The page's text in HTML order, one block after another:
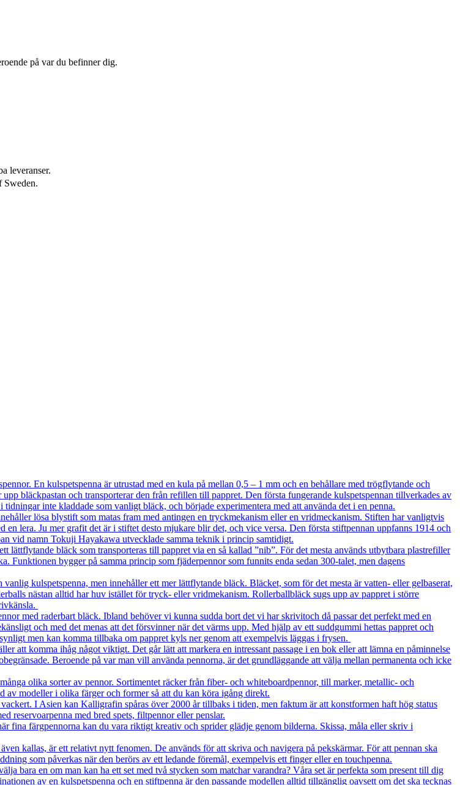
på var du befinner dig.
leveranser.
Sweden.
En kulspetspenna är utrustad med en kula på mellan 0,5 – 1 mm och en behållare med trögflytande och
bläckpastan och transporterar den från refillen till pappret. Den första fungerande kulspetspennan tillverkades av
inte kladdade som vanligt bläck, och började experimentera med att använda det i en penna.
lösa blystift som matas fram med antingen en tryckmekanism eller en vridmeckanism. Stiften har vanligtvis
lera. Ju mer grafit det är i stiftet desto mjukare blir det, och vice versa. Den första stiftpennan uppfanns 1914 och
vid namn Tokuji Hayakawa utvecklade samma teknik i princip samtidigt.
bläck som transporteras till pappret via en så kallad ”nib”. För det mesta används utbytbara plastrefiller
Funktionen bygger på samma princip som fjäderpennor som funnits enda sedan 300-talet, men dagens
kulspetspenna, men innehåller ett mer lättflytande bläck. Bläcket, som för det mesta är vatten- eller gelbaserat,
nästan alltid har huv istället för tryck- eller vridmekanism. Rollerballbläck sugs upp av pappret i större
med raderbart bläck. Ibland behöver vi kunna sudda bort det vi har skrivitoch då passar det perfekt med en
och med det menas att det försvinner när det värms upp. Med hjälp av ett suddgummi hettas pappret och
men kan komma tillbaka om pappret kyls ner genom att exempelvis läggas i frysen.
att komma ihåg något viktigt. Det går lätt att markera en intressant passage i en bok eller att lämna en påminnelse
Beroende på var man vill använda pennorna, är det grundläggande att välja mellan permanenta och icke
olika sorter av pennor. Sortimentet räcker från fiber- och whiteboardpennor, till marker, metallic- och
modeller i olika färger och former så att du kan köra igång direkt.
I Asien kan Kalligrafin spåras över 2000 år tillbaks i tiden, men faktum är att konstformen haft hög status
reservoarpenna med bred spets, filtpennor eller penslar.
färgpennorna kan du vara riktigt kreativ och sprider glädje genom bilderna. Skissa, måla eller skriv i
kallas, är ett relativt nytt fenomen. De används för att skriva och navigera på pekskärmar. För att pennan ska
som påverkas när den berörs av ett ledande föremål, exempelvis ett finger eller en touchpenna.
bara en om man kan ha ett set med två stycken som matchar varandra? Våra set är perfekta som present till dig
av en kulspetspenna och en stiftpenna är den passande modellen alltid tillgänglig oavsett om det ska tecknas